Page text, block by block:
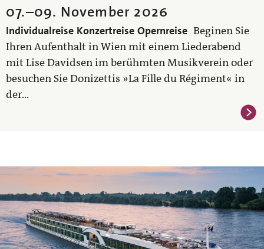
07.–09. November 2026
Individualreise Konzertreise Opernreise Beginen Sie
Ihren Aufenthalt in Wien mit einem Liederabend
mit Lise Davidsen im berühmten Musikverein oder
besuchen Sie Donizettis »La Fille du Régiment« in
der...